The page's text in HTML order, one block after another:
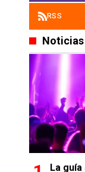
RSS
Noticias
La